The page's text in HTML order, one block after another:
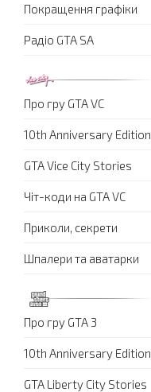
Покращення графіки
Радіо GTA SA
Про гру GTA VC
10th Anniversary Edition
GTA Vice City Stories
Чіт-коди на GTA VC
Приколи, секрети
Шпалери та аватарки
Про гру GTA 3
10th Anniversary Edition
GTA Liberty City Stories